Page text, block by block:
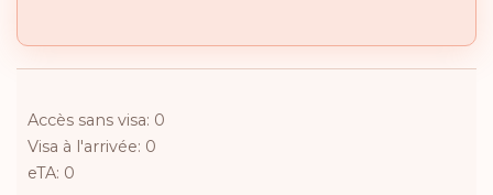
Accès sans visa: 0
Visa à l'arrivée: 0
eTA: 0